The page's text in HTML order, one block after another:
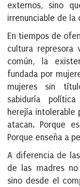
externos, sino
irrenunciable de la
En tiempos de
cultura represora
común, la
fundada por
mujeres sin
sabiduría
herejía intolerable
atacan. Porque
Porque enseña a
A diferencia de
de las madres
sino desde el